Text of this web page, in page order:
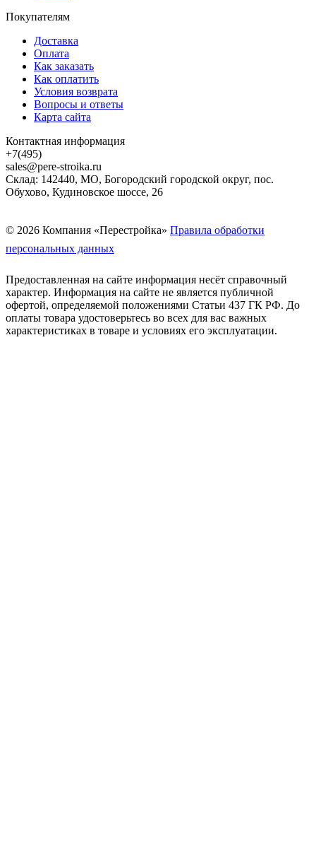
Покупателям
Доставка
Оплата
Как заказать
Как оплатить
Условия возврата
Вопросы и ответы
Карта сайта
Контактная информация
+7(495)
sales@pere-stroika.ru
Склад: 142440, МО, Богородский городской округ, пос.
Обухово, Кудиновское шоссе, 26
© 2026 Компания «Перестройка» Правила обработки
персональных данных
Предоставленная на сайте информация несёт справочный
характер. Информация на сайте не является публичной
офертой, определяемой положениями Статьи 437 ГК РФ. До
оплаты товара удостоверьтесь во всех для вас важных
характеристиках в товаре и условиях его эксплуатации.